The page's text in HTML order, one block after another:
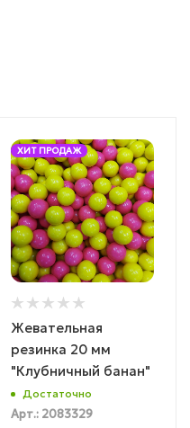
ХИТ ПРОДАЖ
Жевательная
резинка 20 мм
"Клубничный банан"
Достаточно
Арт.: 2083329